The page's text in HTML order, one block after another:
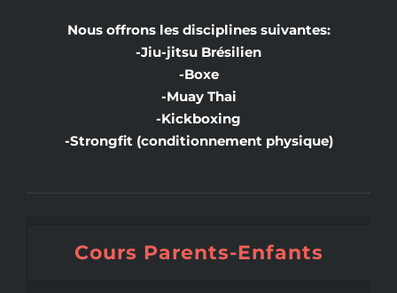
Nous offrons les disciplines suivantes:
-Jiu-jitsu Brésilien
-Boxe
-Muay Thai
-Kickboxing
-Strongfit (conditionnement physique)
Cours Parents-Enfants